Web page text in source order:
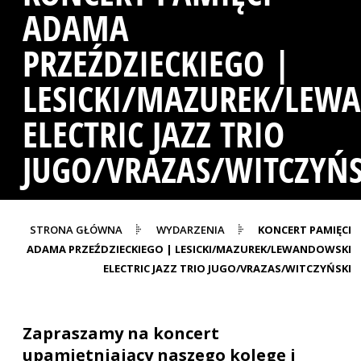
ADAMA
PRZEŹDZIECKIEGO |
LESICKI/MAZUREK/
ELECTRIC JAZZ TRIO
JUGO/VRAZAS/
STRONA GŁÓWNA WYDARZENIA
KONCERT PAMIĘCI
ADAMA PRZEŹDZIECKIEGO | LESICKI/MAZUREK/LEWANDOWSKI
ELECTRIC JAZZ TRIO JUGO/VRAZAS/WITCZYŃSKI
Zapraszamy na koncert
upamiętniający naszego kolegę i